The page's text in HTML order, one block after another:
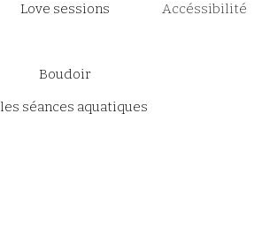
Love sessions Accéssibilité
Boudoir
les séances aquatiques